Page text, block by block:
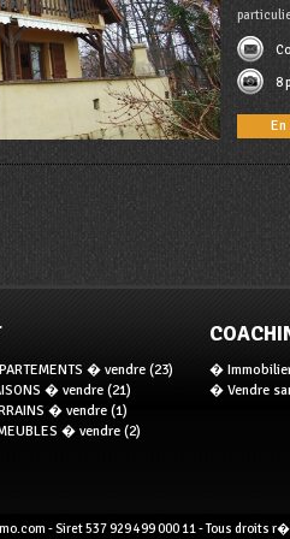
8
� vendre (23)
� vendre (21)
� vendre (1)
� vendre (2)
�
� Vendre
- Siret 537 929 499 000 11 - Tous